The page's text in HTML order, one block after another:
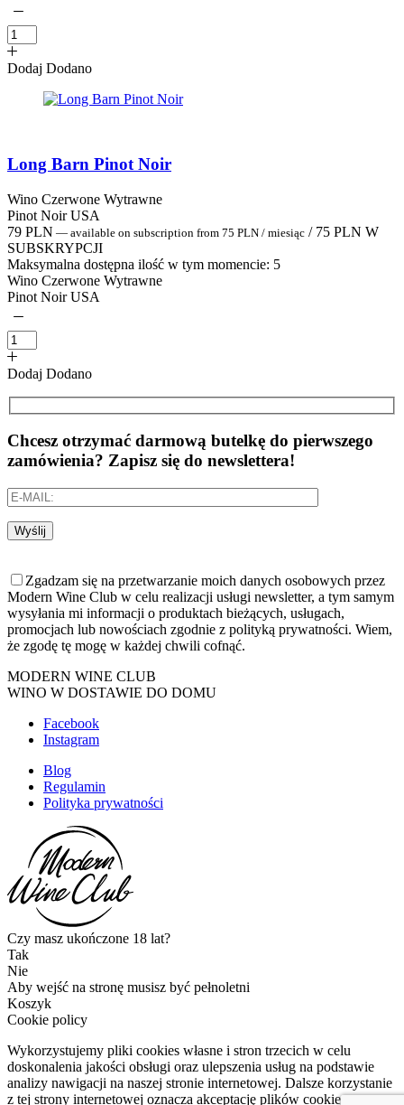
Dodaj Dodano
Long Barn Pinot Noir
Wino Czerwone Wytrawne
Pinot Noir USA
79 PLN — available on subscription from 75 PLN / miesiąc / 75 PLN W
SUBSKRYPCJI
Maksymalna dostępna ilość w tym momencie: 5
Wino Czerwone Wytrawne
Pinot Noir USA
Dodaj Dodano
Chcesz otrzymać darmową butelkę do pierwszego
zamówienia? Zapisz się do newslettera!
Wyślij
Zgadzam się na przetwarzanie moich danych osobowych przez
Modern Wine Club w celu realizacji usługi newsletter, a tym samym
wysyłania mi informacji o produktach bieżących, usługach,
promocjach lub nowościach zgodnie z polityką prywatności. Wiem,
że zgodę tę mogę w każdej chwili cofnąć.
MODERN WINE CLUB
WINO W DOSTAWIE DO DOMU
Facebook
Instagram
Blog
Regulamin
Polityka prywatności
Czy masz ukończone 18 lat?
Tak
Nie
Aby wejść na stronę musisz być pełnoletni
Koszyk
Cookie policy
Wykorzystujemy pliki cookies własne i stron trzecich w celu
doskonalenia jakości obsługi oraz ulepszenia usług na podstawie
analizy nawigacji na naszej stronie internetowej. Dalsze korzystanie
z tej strony internetowej oznacza akceptację plików cookies.